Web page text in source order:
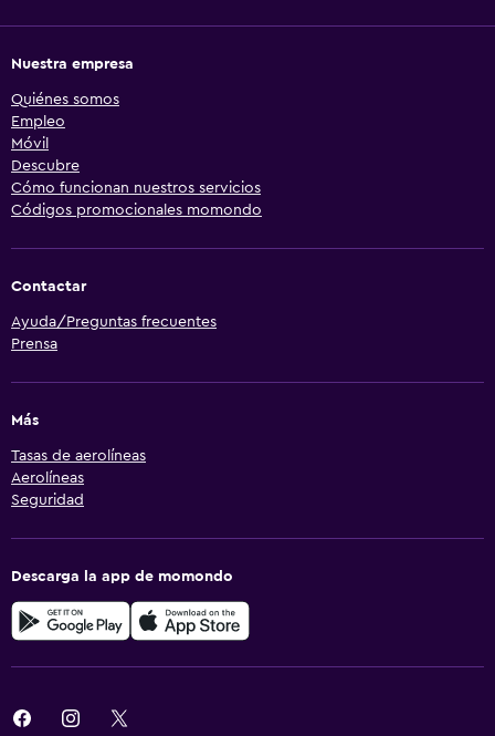
Nuestra empresa
Quiénes somos
Empleo
Móvil
Descubre
Cómo funcionan nuestros servicios
Códigos promocionales momondo
Contactar
Ayuda/Preguntas frecuentes
Prensa
Más
Tasas de aerolíneas
Aerolíneas
Seguridad
Descarga la app de momondo